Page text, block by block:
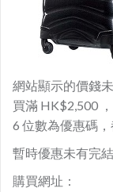
網站顯示的價錢
買滿 HK$2,500
6 位數為優惠碼，
暫時優惠未有完結
購買網址：